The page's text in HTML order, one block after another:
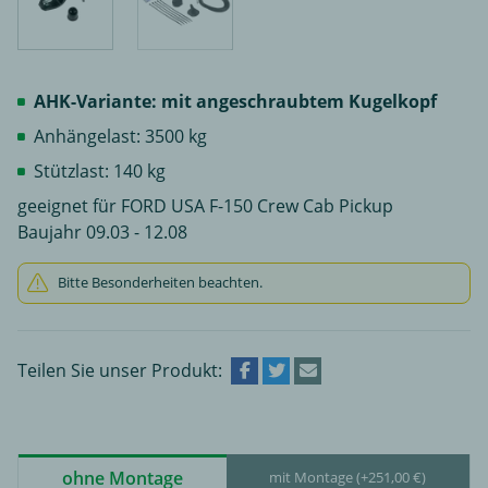
AHK-Variante: mit angeschraubtem Kugelkopf
Anhängelast: 3500 kg
Stützlast: 140 kg
geeignet für FORD USA F-150 Crew Cab Pickup
Baujahr 09.03 - 12.08
Bitte Besonderheiten beachten.
Teilen Sie unser Produkt:
ohne Montage mit Montage (+251,00 €)